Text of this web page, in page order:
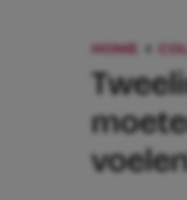
HOME